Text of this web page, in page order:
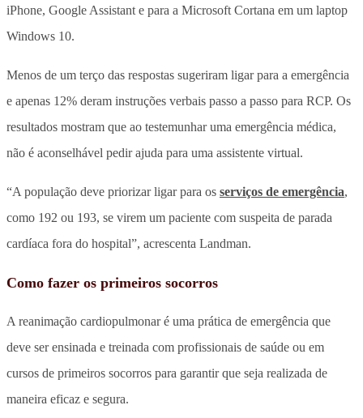
iPhone, Google Assistant e para a Microsoft Cortana em um laptop
Windows 10.
Menos de um terço das respostas sugeriram ligar para a emergência
e apenas 12% deram instruções verbais passo a passo para RCP. Os
resultados mostram que ao testemunhar uma emergência médica,
não é aconselhável pedir ajuda para uma assistente virtual.
“A população deve priorizar ligar para os serviços de emergência,
como 192 ou 193, se virem um paciente com suspeita de parada
cardíaca fora do hospital”, acrescenta Landman.
Como fazer os primeiros socorros
A reanimação cardiopulmonar é uma prática de emergência que
deve ser ensinada e treinada com profissionais de saúde ou em
cursos de primeiros socorros para garantir que seja realizada de
maneira eficaz e segura.